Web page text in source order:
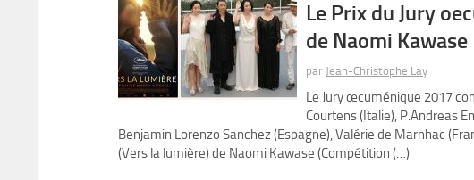
Le Prix du Jury
de Naomi Kawase
par Jean-Christophe Lay
Le Jury œcuménique 2017
Courtens (Italie), P.Andreas
Benjamin Lorenzo Sanchez (Espagne), Valérie de Marnhac
(Vers la lumière) de Naomi Kawase (Compétition (…)